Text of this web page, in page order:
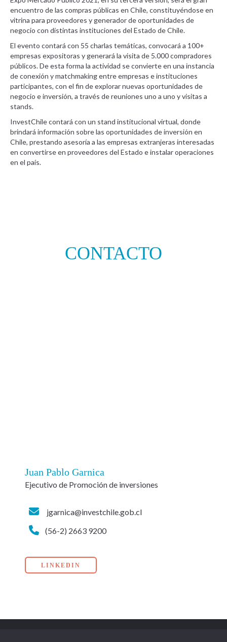
encuentro de las compras públicas en Chile, constituyéndose en
vitrina para proveedores y generador de oportunidades de
negocio con distintas instituciones del Estado de Chile.
El evento contará con 55 charlas temáticas, convocará a 100+
empresas expositoras y generará la visita de 5.000 compradores
públicos. De esta forma la actividad se convierte en una instancia
de conexión y matchmaking entre empresas e instituciones
participantes, con el fin de explorar nuevas oportunidades de
negocio e inversión, a través de reuniones uno a uno y visitas a
stands.
InvestChile contará con un stand institucional virtual, donde
brindará información sobre las oportunidades de inversión en
Chile, prestando asesoría a las empresas extranjeras interesadas
en convertirse en proveedores del Estado e instalar operaciones
en el país.
CONTACTO
Juan Pablo Garnica
Ejecutivo de Promoción de inversiones
jgarnica@investchile.gob.cl
(56-2) 2663 9200
LINKEDIN